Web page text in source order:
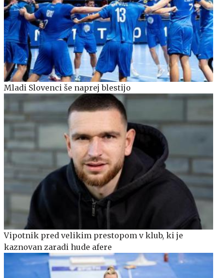
Mladi Slovenci še naprej blestijo
Vipotnik pred velikim prestopom v klub, ki je
kaznovan zaradi hude afere